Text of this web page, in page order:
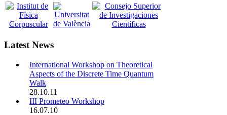
Latest News
International Workshop on Theoretical
Aspects of the Discrete Time Quantum
Walk
28.10.11
III Prometeo Workshop
16.07.10